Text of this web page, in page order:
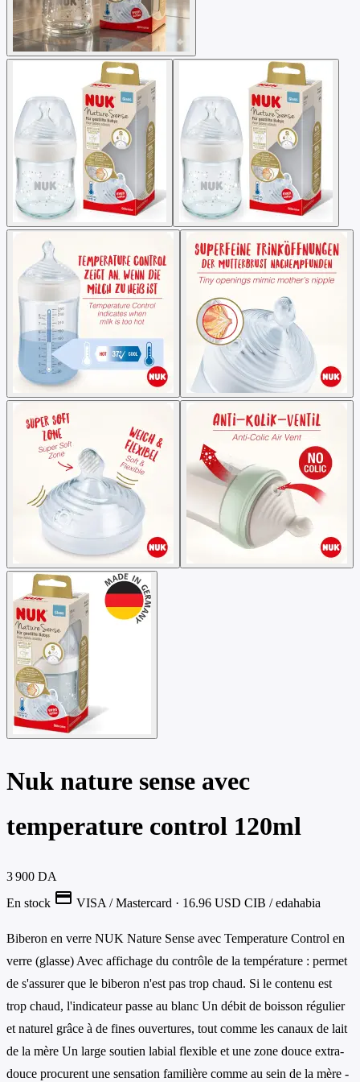
Nuk nature sense avec
temperature control 120ml
3 900 DA
En stock credit_card VISA / Mastercard · 16.96 USD CIB / edahabia
Biberon en verre NUK Nature Sense avec Temperature Control en
verre (glasse) Avec affichage du contrôle de la température : permet
de s'assurer que le biberon n'est pas trop chaud. Si le contenu est
trop chaud, l'indicateur passe au blanc Un débit de boisson régulier
et naturel grâce à de fines ouvertures, tout comme les canaux de lait
de la mère Un large soutien labial flexible et une zone douce extra-
douce procurent une sensation familière comme au sein de la mère -